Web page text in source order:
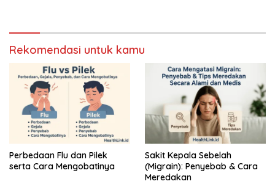
Rekomendasi untuk kamu
Perbedaan Flu dan Pilek
serta Cara Mengobatinya
Sakit Kepala Sebelah
(Migrain): Penyebab & Cara
Meredakan